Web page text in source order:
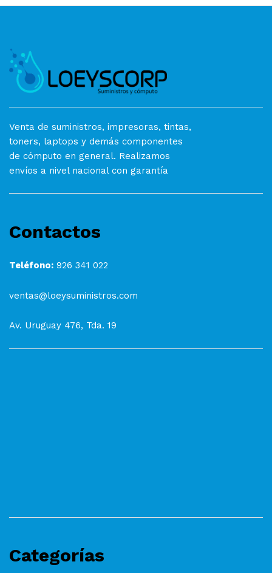
Venta de suministros, impresoras, tintas,
toners, laptops y demás componentes
de cómputo en general. Realizamos
envíos a nivel nacional con garantía
Contactos
Teléfono: 926 341 022
ventas@loeysuministros.com
Av. Uruguay 476, Tda. 19
Categorías